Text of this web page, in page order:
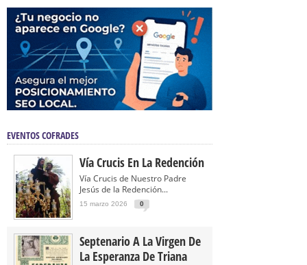
EVENTOS COFRADES
Vía Crucis En La Redención
Vía Crucis de Nuestro Padre
Jesús de la Redención...
15 marzo 2026 0
Septenario A La Virgen De
La Esperanza De Triana